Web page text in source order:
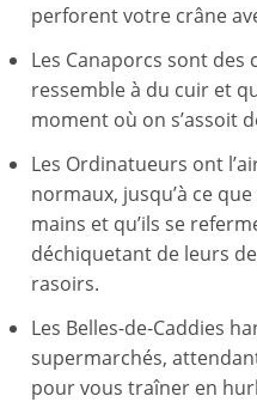
perforent votre crâne
Les Canaporcs sont des
ressemble à du cuir et
moment où on s’assoit
Les Ordinatueurs ont
normaux, jusqu’à ce
mains et qu’ils se
déchiquetant de leurs
rasoirs.
Les Belles-de-Caddies
supermarchés,
pour vous traîner en